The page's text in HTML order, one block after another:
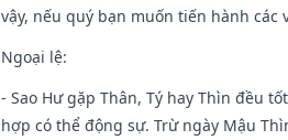
vậy, nếu quý bạn muốn tiến hành
Ngoại lệ:
- Sao Hư gặp Thân, Tý hay Thìn đều
hợp có thể động sự. Trừ ngày Mậu